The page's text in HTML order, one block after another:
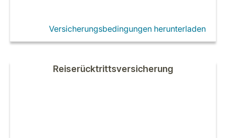
Versicherungsbedingungen herunterladen
Reiserücktrittsversicherung